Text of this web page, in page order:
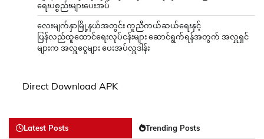
ရေးပစ္စည်းများပေးအပ်
လေးမျက်နှာမြို့နယ်အတွင်း ကူညီကယ်ဆယ်ရေးနှင့်
ပြန်လည်ထူထောင်ရေးလုပ်ငန်းများ ဆောင်ရွက်ရန်အတွက် အလှူရှင်
များက အလှူငွေများ ပေးအပ်လှူဒါန်း
Direct Download APK
Latest Posts Trending Posts